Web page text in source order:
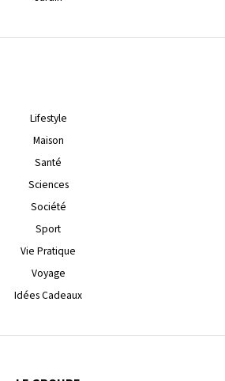
Lifestyle
Maison
Santé
Sciences
Société
Sport
Vie Pratique
Voyage
Idées Cadeaux